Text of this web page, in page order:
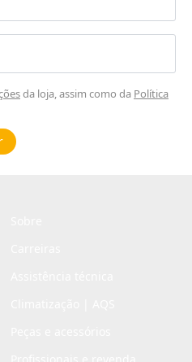
da loja, assim como da Política